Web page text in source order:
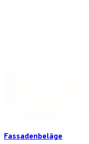
Fassadenbeläge